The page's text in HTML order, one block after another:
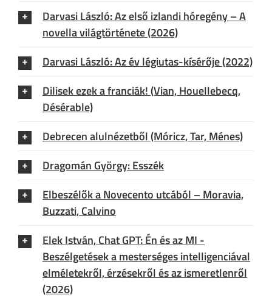
Darvasi László: Az első izlandi hóregény – A
novella világtörténete (2026)
Darvasi László: Az év légiutas-kísérője (2022)
Dilisek ezek a franciák! (Vian, Houellebecq,
Désérable)
Debrecen alulnézetből (Móricz, Tar, Ménes)
Dragomán György: Esszék
Elbeszélők a Novecento utcából – Moravia,
Buzzati, Calvino
Elek István, Chat GPT: Én és az MI -
Beszélgetések a mesterséges intelligenciával
elméletekről, érzésekről és az ismeretlenről
(2026)